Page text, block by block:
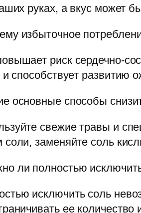
руках, а вкус может
избыточное
риск сердечно-
и способствует развитию
основные способы
свежие травы и
соли, заменяйте соль
ли полностью
исключить соль
ее количество